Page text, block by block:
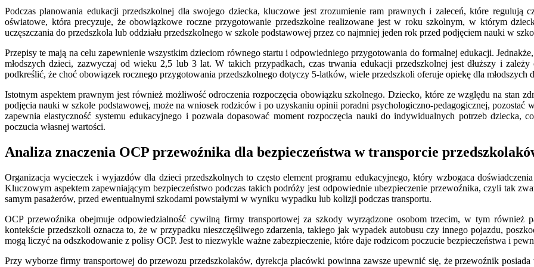
Podczas planowania edukacji przedszkolnej dla swojego dziecka, kluczowe jest zrozumienie ram prawnych i zaleceń, które regulują
oświatowe, która precyzuje, że obowiązkowe roczne przygotowanie przedszkolne realizowane jest w roku szkolnym, w którym
uczęszczania do przedszkola lub oddziału przedszkolnego w szkole podstawowej przez co najmniej jeden rok przed podjęciem nauki w
Przepisy te mają na celu zapewnienie wszystkim dzieciom równego startu i odpowiedniego przygotowania do formalnej edukacji.
młodszych dzieci, zazwyczaj od wieku 2,5 lub 3 lat. W takich przypadkach, czas trwania edukacji przedszkolnej jest dłuższy i
podkreślić, że choć obowiązek rocznego przygotowania przedszkolnego dotyczy 5-latków, wiele przedszkoli oferuje opiekę dla młodszych
Istotnym aspektem prawnym jest również możliwość odroczenia rozpoczęcia obowiązku szkolnego. Dziecko, które ze względu na stan
podjęcia nauki w szkole podstawowej, może na wniosek rodziców i po uzyskaniu opinii poradni psychologiczno-pedagogicznej, pozostać
zapewnia elastyczność systemu edukacyjnego i pozwala dopasować moment rozpoczęcia nauki do indywidualnych potrzeb
poczucia własnej wartości.
Analiza znaczenia OCP przewoźnika dla bezpieczeństwa w transporcie
Organizacja wycieczek i wyjazdów dla dzieci przedszkolnych to często element programu edukacyjnego, który wzbogaca
Kluczowym aspektem zapewniającym bezpieczeństwo podczas takich podróży jest odpowiednie ubezpieczenie przewoźnika, czyli tak
samym pasażerów, przed ewentualnymi szkodami powstałymi w wyniku wypadku lub kolizji podczas transportu.
OCP przewoźnika obejmuje odpowiedzialność cywilną firmy transportowej za szkody wyrządzone osobom trzecim, w tym również
kontekście przedszkoli oznacza to, że w przypadku nieszczęśliwego zdarzenia, takiego jak wypadek autobusu czy innego pojazdu,
mogą liczyć na odszkodowanie z polisy OCP. Jest to niezwykle ważne zabezpieczenie, które daje rodzicom poczucie bezpieczeństwa i
Przy wyborze firmy transportowej do przewozu przedszkolaków, dyrekcja placówki powinna zawsze upewnić się, że przewoźnik